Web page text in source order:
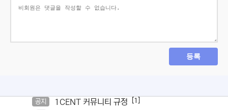
등록
공지 1CENT 커뮤니티 규정 [1]